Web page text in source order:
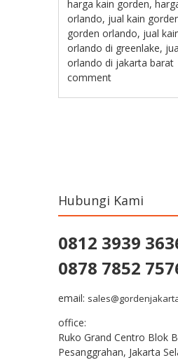
harga kain gorden,
orlando, jual kain
gorden orlando, jual
orlando di greenlake,
orlando di jakarta barat
comment
Hubungi Kami
0812 3939
0878 7852
email:
office:
Ruko Grand Centro Blok
Pesanggrahan, Jakarta